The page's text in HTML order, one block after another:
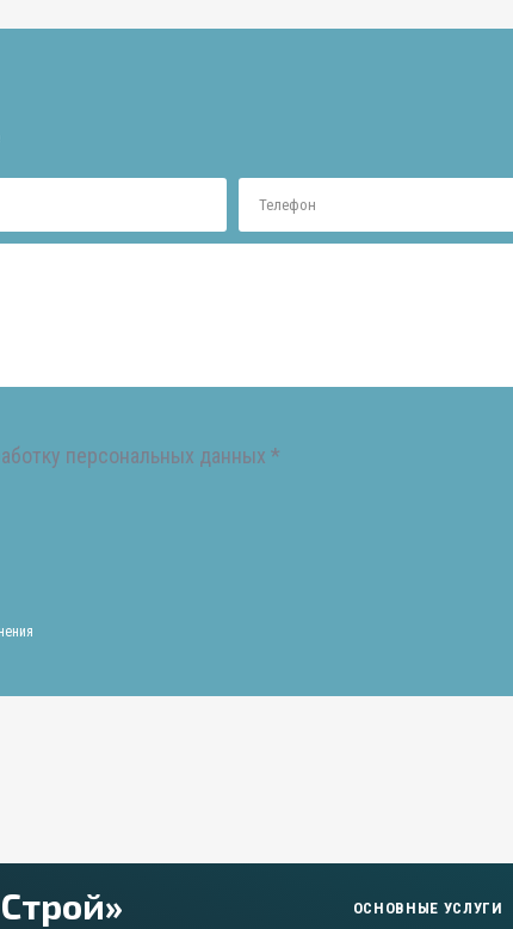
персональных данных *
ОСНОВНЫЕ УСЛУГИ